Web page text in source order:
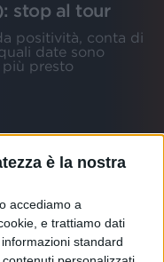
è la nostra
accediamo a
e trattiamo dati
standard
stop al tour
positività, conta di
date sono
più presto